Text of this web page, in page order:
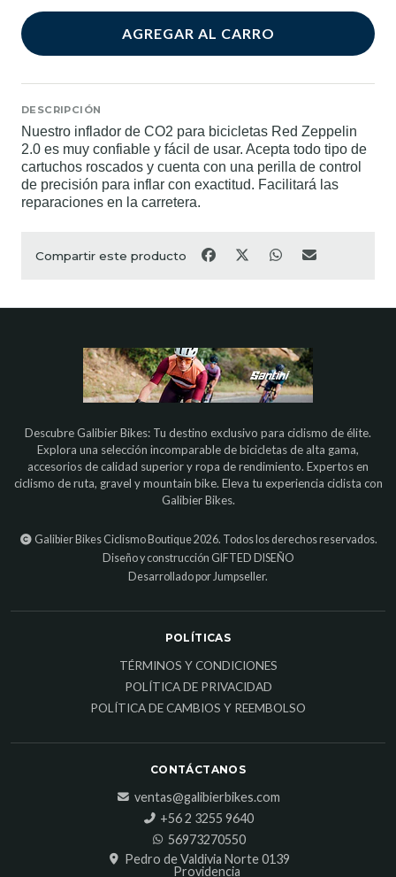
AGREGAR AL CARRO
DESCRIPCIÓN
Nuestro inflador de CO2 para bicicletas Red Zeppelin
2.0 es muy confiable y fácil de usar. Acepta todo tipo de
cartuchos roscados y cuenta con una perilla de control
de precisión para inflar con exactitud. Facilitará las
reparaciones en la carretera.
Compartir este producto
Descubre Galibier Bikes: Tu destino exclusivo para ciclismo de élite.
Explora una selección incomparable de bicicletas de alta gama,
accesorios de calidad superior y ropa de rendimiento. Expertos en
ciclismo de ruta, gravel y mountain bike. Eleva tu experiencia ciclista con
Galibier Bikes.
Galibier Bikes Ciclismo Boutique 2026. Todos los derechos reservados.
Diseño y construcción GIFTED DISEÑO
Desarrollado por Jumpseller.
POLÍTICAS
TÉRMINOS Y CONDICIONES
POLÍTICA DE PRIVACIDAD
POLÍTICA DE CAMBIOS Y REEMBOLSO
CONTÁCTANOS
ventas@galibierbikes.com
‎+56 2 3255 9640
56973270550
Pedro de Valdivia Norte 0139
Providencia